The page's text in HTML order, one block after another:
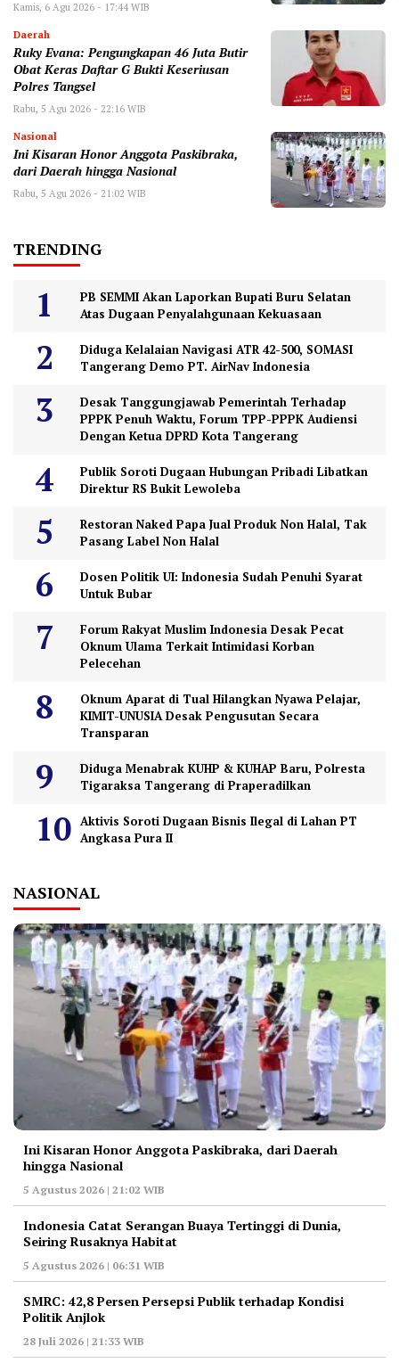
Kamis, 6 Agu 2026 - 17:44 WIB
Daerah
‎Ruky Evana: Pengungkapan 46 Juta Butir
Obat Keras Daftar G Bukti Keseriusan
Polres Tangsel
Rabu, 5 Agu 2026 - 22:16 WIB
Nasional
Ini Kisaran Honor Anggota Paskibraka,
dari Daerah hingga Nasional
Rabu, 5 Agu 2026 - 21:02 WIB
TRENDING
PB SEMMI Akan Laporkan Bupati Buru Selatan
Atas Dugaan Penyalahgunaan Kekuasaan
Diduga Kelalaian Navigasi ATR 42-500, SOMASI
Tangerang Demo PT. AirNav Indonesia
Desak Tanggungjawab Pemerintah Terhadap
PPPK Penuh Waktu, Forum TPP-PPPK Audiensi
Dengan Ketua DPRD Kota Tangerang
Publik Soroti Dugaan Hubungan Pribadi Libatkan
Direktur RS Bukit Lewoleba
Restoran Naked Papa Jual Produk Non Halal, Tak
Pasang Label Non Halal
Dosen Politik UI: Indonesia Sudah Penuhi Syarat
Untuk Bubar
Forum Rakyat Muslim Indonesia Desak Pecat
Oknum Ulama Terkait Intimidasi Korban
Pelecehan
Oknum Aparat di Tual Hilangkan Nyawa Pelajar,
KIMIT-UNUSIA Desak Pengusutan Secara
Transparan
Diduga Menabrak KUHP & KUHAP Baru, Polresta
Tigaraksa Tangerang di Praperadilkan
Aktivis Soroti Dugaan Bisnis Ilegal di Lahan PT
Angkasa Pura II
NASIONAL
Ini Kisaran Honor Anggota Paskibraka, dari Daerah
hingga Nasional
5 Agustus 2026 | 21:02 WIB
Indonesia Catat Serangan Buaya Tertinggi di Dunia,
Seiring Rusaknya Habitat
5 Agustus 2026 | 06:31 WIB
‎SMRC: 42,8 Persen Persepsi Publik terhadap Kondisi
Politik Anjlok
28 Juli 2026 | 21:33 WIB